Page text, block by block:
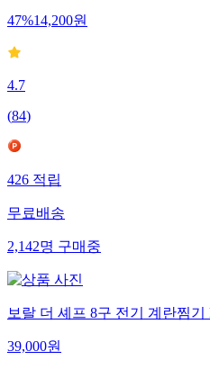
47%14,200원
4.7
(84)
426적립
무료배송
2,142명구매중
보랄 더 셰프 8구 전기 계란찜기
39,000원